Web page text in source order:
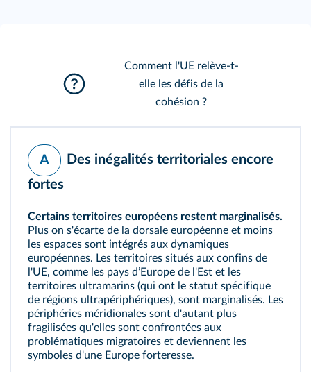
Comment l'UE relève-t-
elle les défis de la
cohésion ?
A
Des inégalités territoriales encore
fortes
Certains territoires européens restent marginalisés.
Plus on s'écarte de la dorsale européenne et moins
les espaces sont intégrés aux dynamiques
européennes. Les territoires situés aux confins de
l'UE, comme les pays dʼEurope de l'Est et les
territoires ultramarins (qui ont le statut spécifique
de régions ultrapériphériques), sont marginalisés. Les
périphéries méridionales sont d'autant plus
fragilisées qu'elles sont confrontées aux
problématiques migratoires et deviennent les
symboles d'une Europe forteresse.